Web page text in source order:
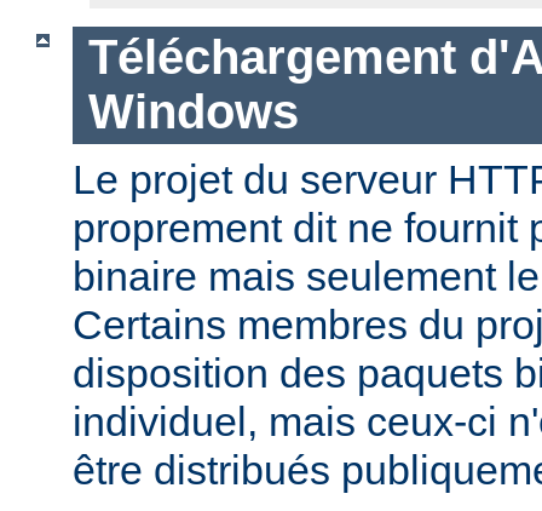
Téléchargement
Windows
Le projet du serveur
proprement dit ne fournit
binaire mais seulement
Certains membres du
disposition des paquets
individuel, mais ceux-ci
être distribués